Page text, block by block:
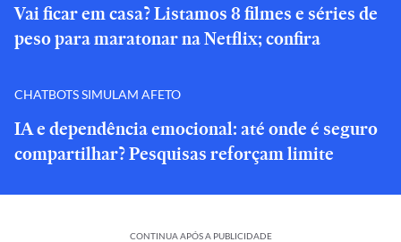
Vai ficar em casa? Listamos 8 filmes e séries de
peso para maratonar na Netflix; confira
CHATBOTS SIMULAM AFETO
IA e dependência emocional: até onde é seguro
compartilhar? Pesquisas reforçam limite
CONTINUA APÓS A PUBLICIDADE